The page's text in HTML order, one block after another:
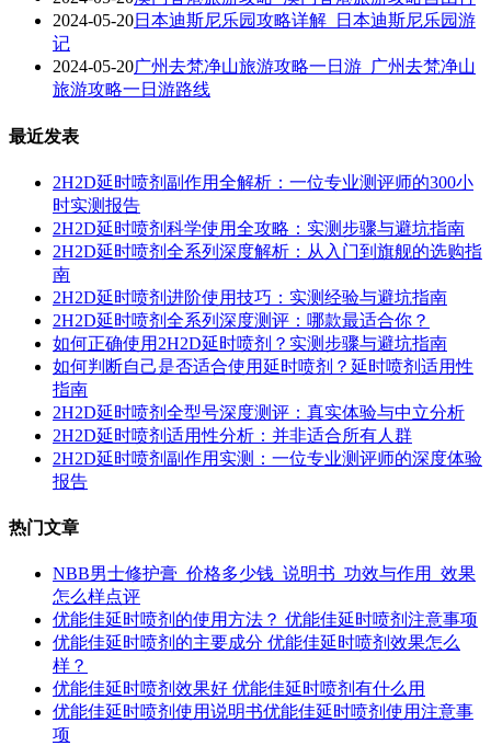
2024-05-20日本迪斯尼乐园攻略详解_日本迪斯尼乐园游
记
2024-05-20广州去梵净山旅游攻略一日游_广州去梵净山
旅游攻略一日游路线
最近发表
2H2D延时喷剂副作用全解析：一位专业测评师的300小
时实测报告
2H2D延时喷剂科学使用全攻略：实测步骤与避坑指南
2H2D延时喷剂全系列深度解析：从入门到旗舰的选购指
南
2H2D延时喷剂进阶使用技巧：实测经验与避坑指南
2H2D延时喷剂全系列深度测评：哪款最适合你？
如何正确使用2H2D延时喷剂？实测步骤与避坑指南
如何判断自己是否适合使用延时喷剂？延时喷剂适用性
指南
2H2D延时喷剂全型号深度测评：真实体验与中立分析
2H2D延时喷剂适用性分析：并非适合所有人群
2H2D延时喷剂副作用实测：一位专业测评师的深度体验
报告
热门文章
NBB男士修护膏_价格多少钱_说明书_功效与作用_效果
怎么样点评
优能佳延时喷剂的使用方法？ 优能佳延时喷剂注意事项
优能佳延时喷剂的主要成分 优能佳延时喷剂效果怎么
样？
优能佳延时喷剂效果好 优能佳延时喷剂有什么用
优能佳延时喷剂使用说明书优能佳延时喷剂使用注意事
项